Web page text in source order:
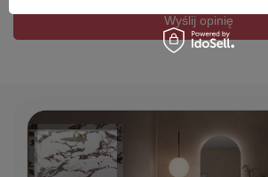
Wyślij opinię